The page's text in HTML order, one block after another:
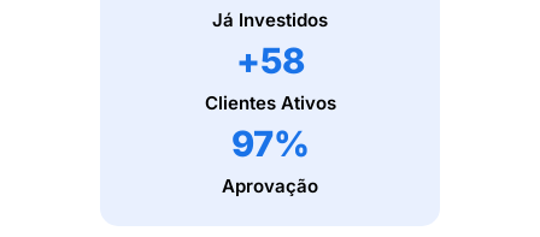
Já Investidos
Clientes Ativos
+58
Aprovação
97%